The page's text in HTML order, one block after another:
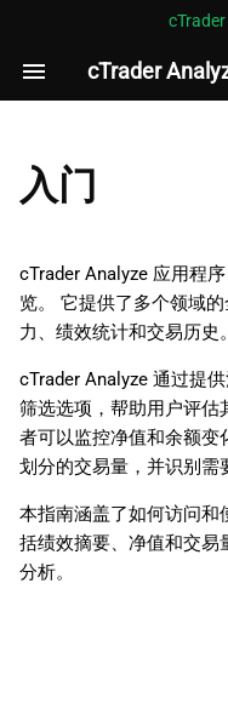
cTrader
正
初
始
搜
索
引
擎
入门
cTrader Analyze 应用程
览。 它提供了多个领域
力、绩效统计和交易历史。
cTrader Analyze 通过提
筛选选项，帮助用户评估
者可以监控净值和余额变
划分的交易量，并识别需
本指南涵盖了如何访问和
括绩效摘要、净值和交易
分析。